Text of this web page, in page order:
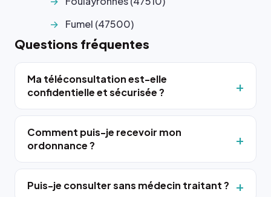
Fumel (47500)
Questions fréquentes
Ma téléconsultation est-elle
confidentielle et sécurisée ?
Comment puis-je recevoir mon
ordonnance ?
Puis-je consulter sans médecin traitant ?